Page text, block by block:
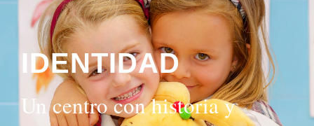
IDENTIDAD
Un centro con historia y